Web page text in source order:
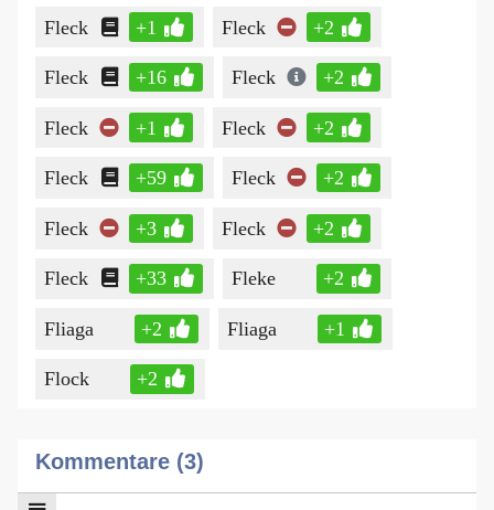
Fleck +1 Fleck +2
Fleck +16 Fleck +2
Fleck +1 Fleck +2
Fleck +59 Fleck +2
Fleck +3 Fleck +2
Fleck +33 Fleke +2
Fliaga +2 Fliaga +1
Flock +2
Kommentare (3)